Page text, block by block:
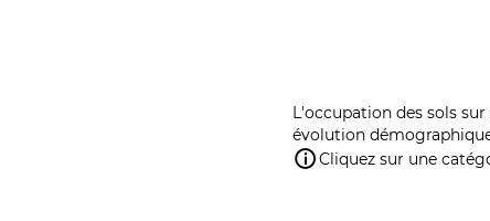
L'occupation des sols
évolution
Cliquez sur une